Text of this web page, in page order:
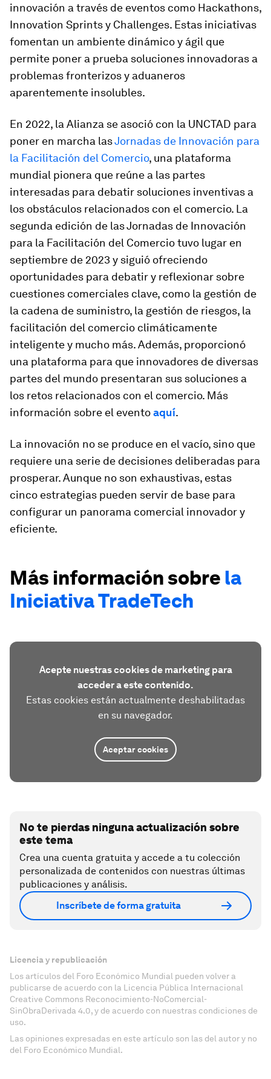
innovación a través de eventos como Hackathons,
Innovation Sprints y Challenges. Estas iniciativas
fomentan un ambiente dinámico y ágil que
permite poner a prueba soluciones innovadoras a
problemas fronterizos y aduaneros
aparentemente insolubles.
En 2022, la Alianza se asoció con la UNCTAD para
poner en marcha lasJornadas de Innovación para
la Facilitación del Comercio, una plataforma
mundial pionera que reúne a las partes
interesadas para debatir soluciones inventivas a
los obstáculos relacionados con el comercio. La
segunda edición de las Jornadas de Innovación
para la Facilitación del Comercio tuvo lugar en
septiembre de 2023 y siguió ofreciendo
oportunidades para debatir y reflexionar sobre
cuestiones comerciales clave, como la gestión de
la cadena de suministro, la gestión de riesgos, la
facilitación del comercio climáticamente
inteligente y mucho más. Además, proporcionó
una plataforma para que innovadores de diversas
partes del mundo presentaran sus soluciones a
los retos relacionados con el comercio. Más
información sobre el eventoaquí.
La innovación no se produce en el vacío, sino que
requiere una serie de decisiones deliberadas para
prosperar. Aunque no son exhaustivas, estas
cinco estrategias pueden servir de base para
configurar un panorama comercial innovador y
eficiente.
Más información sobre la
Iniciativa TradeTech
Acepte nuestras cookies de marketing para
acceder a este contenido.
Estas cookies están actualmente deshabilitadas
en su navegador.
Aceptar cookies
No te pierdas ninguna actualización sobre
este tema
Crea una cuenta gratuita y accede a tu colección
personalizada de contenidos con nuestras últimas
publicaciones y análisis.
Inscríbete de forma gratuita
Licencia y republicación
Los artículos del Foro Económico Mundial pueden volver a
publicarse de acuerdo con la Licencia Pública Internacional
Creative Commons Reconocimiento-NoComercial-
SinObraDerivada 4.0, y de acuerdo con nuestras condiciones de
uso.
Las opiniones expresadas en este artículo son las del autor y no
del Foro Económico Mundial.